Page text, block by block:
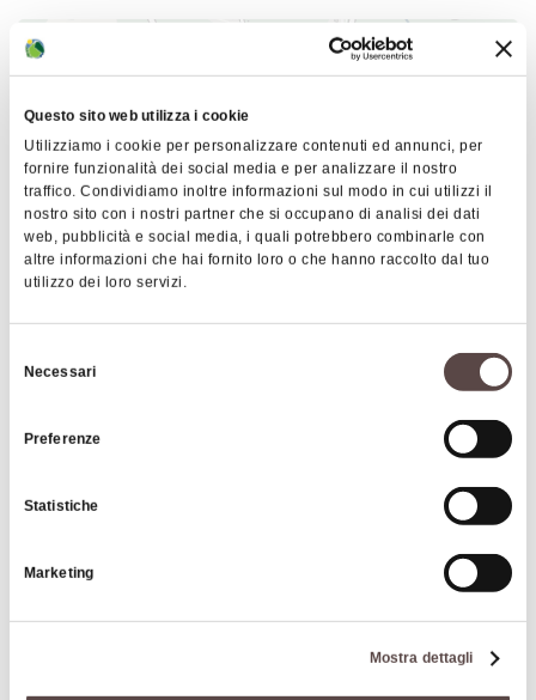
Questo sito web utilizza i cookie
Utilizziamo i cookie per personalizzare contenuti ed annunci, per
fornire funzionalità dei social media e per analizzare il nostro
traffico. Condividiamo inoltre informazioni sul modo in cui utilizzi il
nostro sito con i nostri partner che si occupano di analisi dei dati
web, pubblicità e social media, i quali potrebbero combinarle con
altre informazioni che hai fornito loro o che hanno raccolto dal tuo
utilizzo dei loro servizi.
delNecessari
Preferenze
Statistiche
Marketing
Mostra dettagli
La struttura offre anche servizio di home
restaurant, mini officina mountain bike "fai da te",
kit di benvenuto per amici a 4 zampe.
+
contributors © CARTO
P.zza Madonna della Neve 13